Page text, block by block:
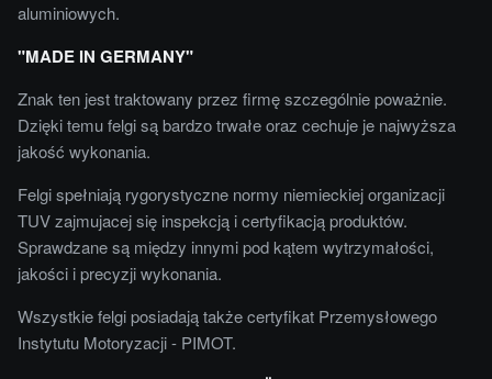
aluminiowych.
"MADE IN GERMANY"
Znak ten jest traktowany przez firmę szczególnie poważnie.
Dzięki temu felgi są bardzo trwałe oraz cechuje je najwyższa
jakość wykonania.
Felgi spełniają rygorystyczne normy niemieckiej organizacji
TUV zajmujacej się inspekcją i certyfikacją produktów.
Sprawdzane są między innymi pod kątem wytrzymałości,
jakości i precyzji wykonania.
Wszystkie felgi posiadają także certyfikat Przemysłowego
Instytutu Motoryzacji - PIMOT.